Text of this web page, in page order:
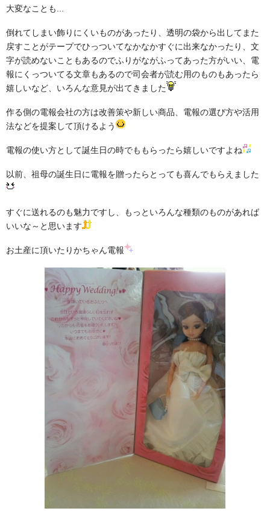
大変なことも...
倒れてしまい飾りにくいものがあったり、透明の袋から出してまた
戻すことがテープでひっついてなかなかすぐに出来なかったり、文
字が読めないこともあるのでふりがながふってあった方がいい、電
報にくっついてる文章もあるので司会者が読む用のものもあったら
嬉しいなど、いろんな意見が出てきました
作る側の電報会社の方は改善策や新しい商品、電報の選び方や活用
法などを提案して頂けるよう
電報の使い方として誕生日の時でももらったら嬉しいですよね
以前、祖母の誕生日に電報を贈ったらとっても喜んでもらえました
すぐに送れるのも魅力ですし、もっといろんな種類のものがあれば
いいな～と思います
お土産に頂いたりかちゃん電報